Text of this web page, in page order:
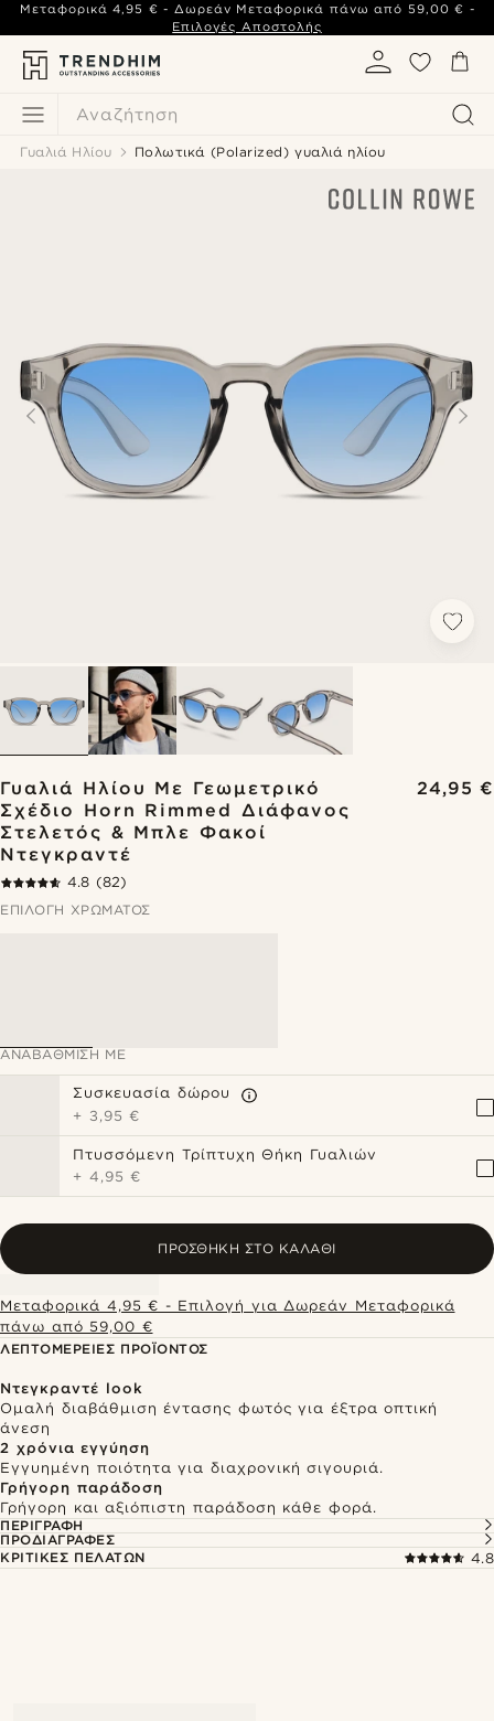
Αναζήτηση
Μεταφορικά 4,95 € - Δωρεάν Μεταφορικά πάνω από 59,00 € -
Επιλογές Αποστολής
Γυαλιά Ηλίου Πολωτικά (Polarized) γυαλιά ηλίου
Γυαλιά Ηλίου Με Γεωμετρικό
Σχέδιο Horn Rimmed Διάφανος
Στελετός & Μπλε Φακοί
Ντεγκραντέ
24,95 €
4.8 (82)
ΕΠΙΛΟΓΉ ΧΡΏΜΑΤΟΣ
ΑΝΑΒΆΘΜΙΣΗ ΜΕ
Συσκευασία δώρου
+ 3,95 €
Πτυσσόμενη Τρίπτυχη Θήκη Γυαλιών
+ 4,95 €
ΠΡΟΣΘΉΚΗ ΣΤΟ ΚΑΛΆΘΙ
Μεταφορικά 4,95 € - Επιλογή για Δωρεάν Μεταφορικά
πάνω από 59,00 €
ΛΕΠΤΟΜΈΡΕΙΕΣ ΠΡΟΪΌΝΤΟΣ
Ντεγκραντέ look
Ομαλή διαβάθμιση έντασης φωτός για έξτρα οπτική
άνεση
2 χρόνια εγγύηση
Εγγυημένη ποιότητα για διαχρονική σιγουριά.
Γρήγορη παράδοση
Γρήγορη και αξιόπιστη παράδοση κάθε φορά.
ΠΕΡΙΓΡΑΦΉ
ΠΡΟΔΙΑΓΡΑΦΈΣ
ΚΡΙΤΙΚΈΣ ΠΕΛΑΤΏΝ
4.8